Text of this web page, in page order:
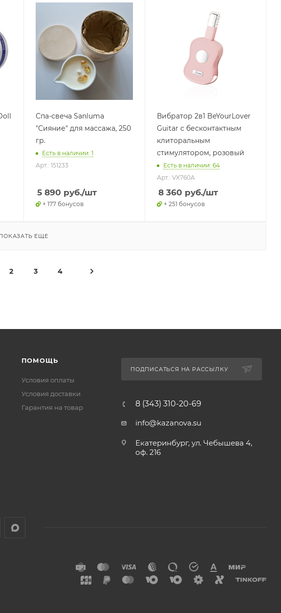
Спа-свеча Sanluma
"Сияние" для массажа, 250
гр.
Есть в наличии: 1
Арт.: 151233
5 890 руб./шт
+ 177 бонусов
Вибратор 2в1 BeYourLover
Guitar с бесконтактным
клиторальным
стимулятором, розовый
Есть в наличии: 64
Арт.: VX760A
8 360 руб./шт
+ 251 бонусов
ЕЩЕ
2 3 4
ПОМОЩЬ
Условия оплаты
Условия доставки
Гарантия на товар
ПОДПИСАТЬСЯ НА РАССЫЛКУ
8 (343) 310-20-69
info@kazanova.su
Екатеринбург, ул. Чебышева 4,
оф. 216